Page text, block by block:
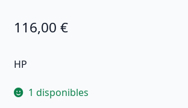
116,00 €
HP
1 disponibles